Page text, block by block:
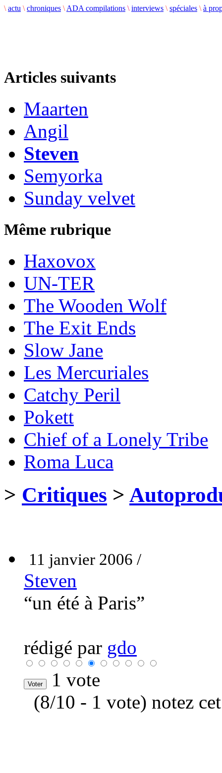
\ actu \ chroniques \ ADA compilations \ interviews \ spéciales \ à
Articles suivants
Maarten
Angil
Steven
Semyorka
Sunday velvet
Même rubrique
Haxovox
UN-TER
The Wooden Wolf
The Exit Ends
Slow Jane
Les Mercuriales
Catchy Peril
Pokett
Chief of a Lonely Tribe
Roma Luca
> Critiques >
11 janvier 2006 /
Steven
“un été à Paris”
rédigé par gdo
1 vote
(8/10 - 1 vote) notez